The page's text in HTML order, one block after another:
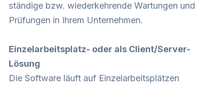
ständige bzw. wiederkehrende Wartungen und
Prüfungen in Ihrem Unternehmen.
Einzelarbeitsplatz- oder als Client/Server-
Lösung
Die Software läuft auf Einzelarbeitsplätzen